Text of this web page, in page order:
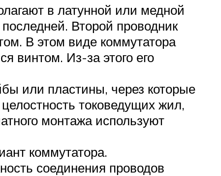
в латунной или медной
Второй проводник
В этом виде коммутатора
винтом. Из-за этого его
или пластины, через которые
токоведущих жил,
монтажа используют
коммутатора.
соединения проводов